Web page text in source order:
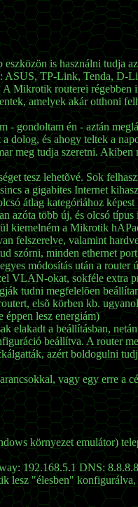
is használni tudja
ASUS, TP-Link, Tenda, D-
Mikrotik routerei régebben
amelyek akár otthoni
- gondoltam én - aztán
dolog, és ahogy teltek a
meg tudja szeretni. Akiben
tesz lehetõvé. Sok
a gigabites Internet
átlag kategóriához
azóta több új, és olcsó típus
kiemelném a Mikrotik
felszerelve, valamint
szórni, minden ethernet
módosítás után a router
VLAN-okat, sokféle extra
tudni megfelelõen
elsõ körben kb.
éppen lesz energiám)
elakadt a beállításban,
beállítva. A router
azért boldogulni
vagy egy erre a
környezet emulátor)
192.168.5.1 DNS: 8.8.8.8
lesz "élesben"